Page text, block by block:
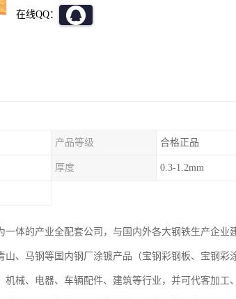
在线QQ：
产品等级 合格正品
厚度 0.3-1.2mm
体的产业全配套公司，与国内外各大钢铁生产企业
、马钢等国内钢厂涂镀产品（宝钢彩钢板、宝钢彩
械、电器、车辆配件、建筑等行业，并可代客加工